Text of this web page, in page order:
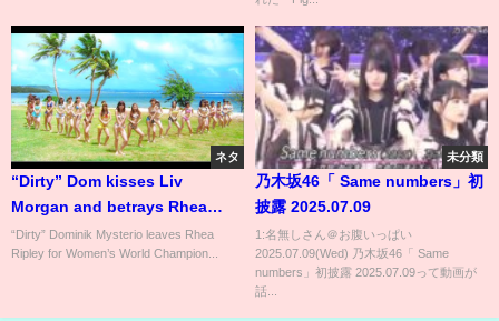
ネタ
“Dirty” Dom kisses Liv
Morgan and betrays Rhea
Ripley: SummerSlam 2024
highlights
“Dirty” Dominik Mysterio leaves Rhea
Ripley for Women’s World Champion...
未分類
乃木坂46「 Same numbers」初
披露 2025.07.09
1:名無しさん＠お腹いっぱい
2025.07.09(Wed) 乃木坂46「 Same
numbers」初披露 2025.07.09って動画が
話...